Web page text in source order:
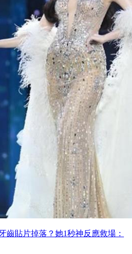
齒貼片掉落？她1秒神反應救場：